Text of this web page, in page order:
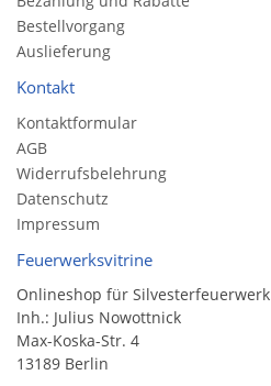
Bestellvorgang
Auslieferung
Kontakt
Kontaktformular
AGB
Widerrufsbelehrung
Datenschutz
Impressum
Feuerwerksvitrine
Onlineshop für Silvesterfeuerwerk
Inh.: Julius Nowottnick
Max-Koska-Str. 4
13189 Berlin